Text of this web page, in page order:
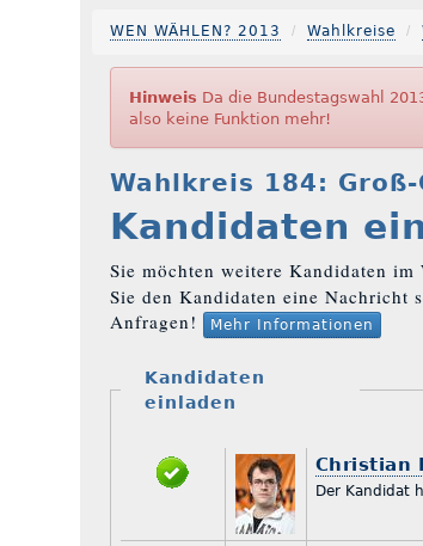
WEN WÄHLEN? 2013 Wahlkreise
Hinweis Da die Bundestagswahl
also keine Funktion mehr!
Wahlkreis 184:
Kandidaten
Sie möchten weitere Kandidaten
Sie den Kandidaten eine Nachricht
Anfragen! Mehr Informationen
Kandidaten
einladen
Christian